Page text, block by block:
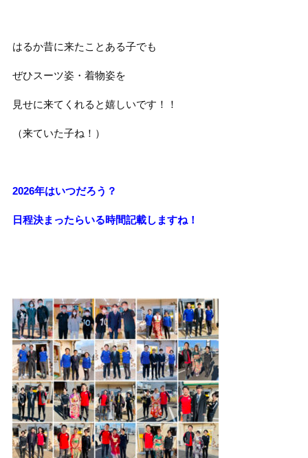
はるか昔に来たことある子でも
ぜひスーツ姿・着物姿を
見せに来てくれると嬉しいです！！
（来ていた子ね！）
2026年はいつだろう？
日程決まったらいる時間記載しますね！